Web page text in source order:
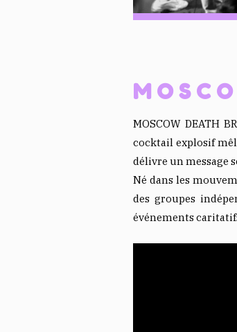
MOSCOW DEATH
cocktail explosif
délivre un message
Né dans les
des groupes
événements